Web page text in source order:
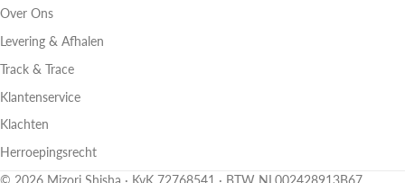
Over Ons
Levering & Afhalen
Track & Trace
Klantenservice
Klachten
Herroepingsrecht